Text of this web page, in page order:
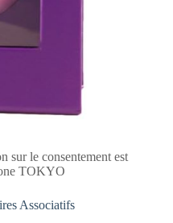
sur le consentement est
TOKYO
Associatifs